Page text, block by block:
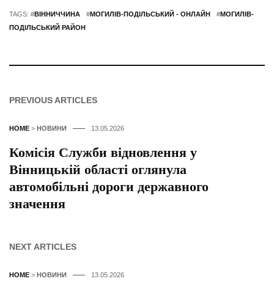
TAGS: #ВІННИЧЧИНА #МОГИЛІВ-ПОДІЛЬСЬКИЙ - ОНЛАЙН #МОГИЛІВ-
ПОДІЛЬСЬКИЙ РАЙОН
PREVIOUS ARTICLES
HOME > НОВИНИ 13.05.2026
Комісія Служби відновлення у
Вінницькій області оглянула
автомобільні дороги державного
значення
NEXT ARTICLES
HOME > НОВИНИ 13.05.2026